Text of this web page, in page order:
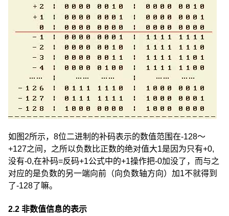
如图2所示，8位二进制的补码表示的数值范围在-128～
+127之间，之所以负数比正数的绝对值大1是因为只有+0,
没有-0,在补码=反码+1公式中的+1操作把-0加没了，而与之
对应的是负数的另一端向前（向负数轴方向）加1不就得到
了-128了嘛。
2.2 非数值信息的表示